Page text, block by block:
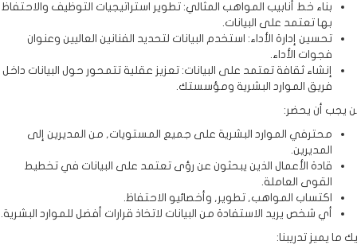
بناء خط أنابيب المواهب المثالي: تطوير استراتيجيات التوظيف والاحتفاظ
بها تعتمد على البيانات.
تحسين إدارة الأداء: استخدم البيانات لتحديد الفنانين العاليين وعنوان
فجوات الأداء.
إنشاء ثقافة تعتمد على البيانات: تعزيز عقلية تتمحور حول البيانات داخل
فريق الموارد البشرية ومؤسستك.
أن يحضر:
محترفي الموارد البشرية على جميع المستويات, من المديرين إلى
المديرين.
قادة الأعمال الذين يبحثون عن رؤى تعتمد على البيانات في تخطيط
القوى العاملة.
اكتساب المواهب, تطوير, وأخصائيو الاحتفاظ.
أي شخص يريد الاستفادة من البيانات لاتخاذ قرارات أفضل للموارد البشرية.
ما يميز تدريبنا: